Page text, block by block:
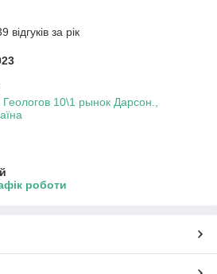
за рік
10\1 рынок Дарсон.,
роботи